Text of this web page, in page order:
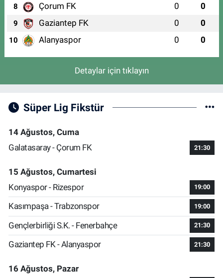
8 Çorum FK 0 0
9 Gaziantep FK 0 0
10 Alanyaspor 0 0
Detaylar için tıklayın
Süper Lig Fikstür
14 Ağustos, Cuma
Galatasaray - Çorum FK
21:30
15 Ağustos, Cumartesi
Konyaspor - Rizespor
19:00
Kasımpaşa - Trabzonspor 19:00
Gençlerbirliği S.K. - Fenerbahçe 21:30
Gaziantep FK - Alanyaspor 21:30
16 Ağustos, Pazar